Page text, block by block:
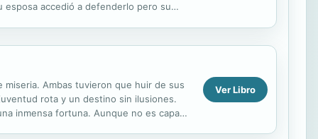
esposa accedió a defenderlo pero su
Ambas tuvieron que huir de sus
rota y un destino sin ilusiones.
inmensa fortuna. Aunque no es capaz
Ver Libro